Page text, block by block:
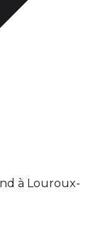
à Louroux-